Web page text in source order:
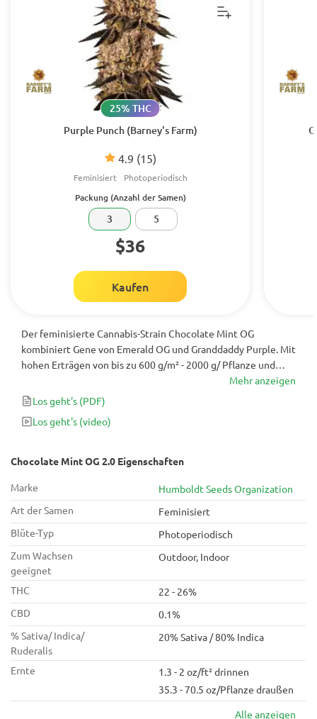
Purple Punch (Barney's Farm)
4.9 (15)
25% THC
Feminisiert Photoperiodisch
Packung (Anzahl der Samen)
3 5
$36
Kaufen
Der feminisierte Cannabis-Strain Chocolate Mint OG
kombiniert Gene von Emerald OG und Granddaddy Purple. Mit
hohen Erträgen von bis zu 600 g/m² - 2000 g/ Pflanze und
einem THC-Gehalt von 22–26% kann die Sorte selbst
erfahrene Anwender umwerfen. Es ist ein kraftvoller Strain
mit launischem Charakter und einer delikaten
Geschmackskombination mit starken Schokoladennoten.
Mehr anzeigen
Los geht's (PDF)
Los geht's (video)
Chocolate Mint OG 2.0 Eigenschaften
Marke
Humboldt Seeds Organization
Art der Samen
Feminisiert
Blüte-Typ
Photoperiodisch
Zum Wachsen
geeignet
Outdoor, Indoor
THC
22 - 26%
CBD
0.1%
% Sativa/ Indica/
Ruderalis
20% Sativa / 80% Indica
Ernte
1.3 - 2 oz/ft² drinnen
35.3 - 70.5 oz/Pflanze draußen
Alle anzeigen